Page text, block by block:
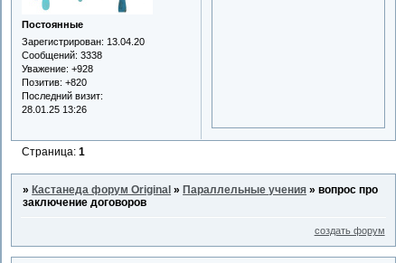
Постоянные
Зарегистрирован: 13.04.20
Сообщений: 3338
Уважение: +928
Позитив: +820
Последний визит:
28.01.25 13:26
Страница:1
» Кастанеда форум Original » Параллельные учения »вопрос про
заключение договоров
создать форум